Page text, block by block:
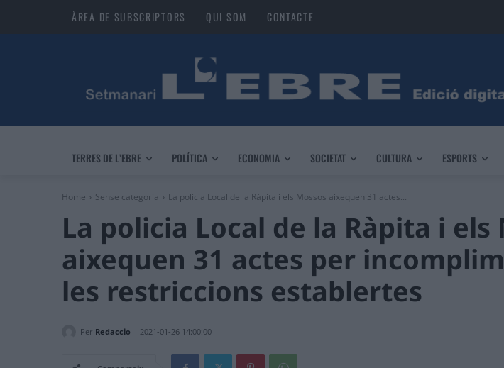
ÀREA DE SUBSCRIPTORS QUI SOM CONTACTE
TERRES DE L’EBRE POLÍTICA ECONOMIA SOCIETAT CULTURA ESPORTS
Home Sense categoria La policia Local de la Ràpita i els Mossos aixequen 31 actes...
La policia Local de la Ràpita i els
aixequen 31 actes per
les restriccions establertes
Per Redaccio 2021-01-26 14:00:00